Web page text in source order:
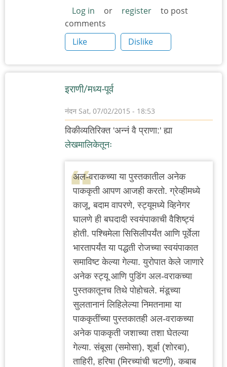
Log in or register
to post
comments
Like
Dislike
इराणी/मध्य-पूर्व
नंदन Sat, 07/02/2015 - 18:53
विकीव्यतिरिक्त 'अन्नं वै प्राणा:' ह्या
लेखमालिकेतूनः
अल-वराकच्या या पुस्तकातील अनेक
पाककृती आपण आजही करतो. ग्रेव्हीमध्ये
काजू, बदाम वापरणे, स्ट्यूमध्ये व्हिनेगर
घालणे ही बघदादी स्वयंपाकाची वैशिष्ट्यं
होती. पश्चिमेला सिसिलीपर्यंत आणि पूर्वेला
भारतापर्यंत या पद्धती रोजच्या स्वयंपाकात
समाविष्ट केल्या गेल्या. युरोपात केले जाणारे
अनेक स्ट्यू आणि पुडिंग अल-वराकच्या
पुस्तकातूनच तिथे पोहोचले. मंडूच्या
सुलतानानं लिहिलेल्या निमतनामा या
पाककृतींच्या पुस्तकातही अल-वराकच्या
अनेक पाककृती जशाच्या तशा घेतल्या
गेल्या. संबूसा (समोसा), शूर्बा (शोरबा),
ताहिरी, हरिषा (मिरच्यांची चटणी), कबाब